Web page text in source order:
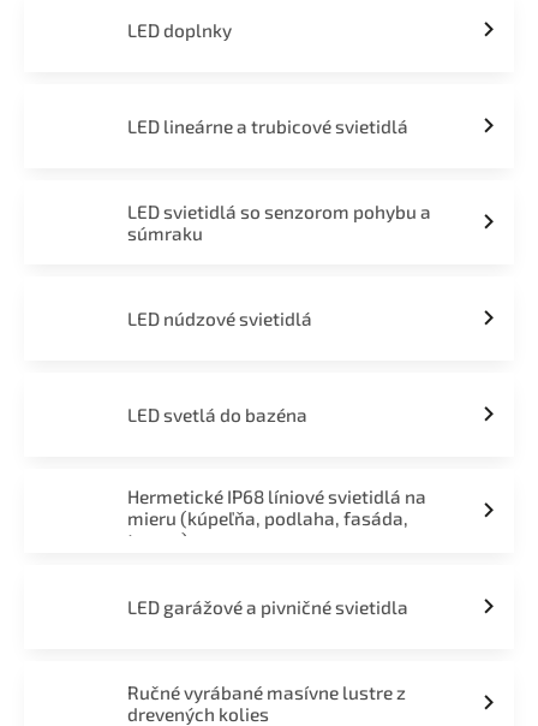
LED doplnky
LED lineárne a trubicové svietidlá
LED svietidlá so senzorom pohybu a
súmraku
LED núdzové svietidlá
LED svetlá do bazéna
Hermetické IP68 líniové svietidlá na
mieru (kúpeľňa, podlaha, fasáda,
terasa)
LED garážové a pivničné svietidla
Ručné vyrábané masívne lustre z
drevených kolies